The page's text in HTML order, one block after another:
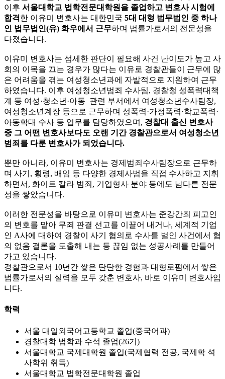
이후 서울대학교 법학전문대학원을 졸업하고 변호사 시험에
합격한 이유미 변호사는 대한민국 5대 대형 법무법인 중 하나
인 법무법인(유) 화우에서 근무하며 법률가로서의 전문성을
다졌습니다.
이유미 변호사는 섬세한 판단이 필요해 사건 난이도가 높고 사
회의 이목을 끄는 경우가 많다는 이유로 경찰관들이 근무에 많
은 어려움을 겪는 여성청소년과에 자발적으로 지원하여 근무
하였습니다. 이후 여성청소년범죄 수사팀, 경찰청 성폭력대책
계 등 여성·청소년·아동 관련 부서에서 여성청소년수사팀장,
여성청소년계장 등으로 근무하며 성폭력·가정폭력·학교폭력·
아동학대 수사 등 업무를 담당하였으며, 경찰대 출신 변호사
중 그 어떤 변호사보다도 오랜 기간 경찰관으로서 여성청소년
범죄를 다룬 변호사가 되었습니다.
뿐만 아니라, 이유미 변호사는 경제범죄수사팀장으로 근무하
며 사기, 횡령, 배임 등 다양한 경제사범을 직접 수사하고 지휘
하면서, 화이트 칼라 범죄, 기업형사 분야 등에도 남다른 전문
성을 쌓았습니다.
이러한 전문성을 바탕으로 이유미 변호사는 준강간죄 피고인
의 변호를 맡아 무죄 판결 선고를 이끌어 내거나, 세계적 기업
인 A사에 대하여 경찰이 사기 혐의로 수사를 벌인 사건에서 혐
의 없음 결론을 도출해 내는 등 끊임 없는 성공사례를 만들어
가고 있습니다.
경찰관으로서 10년간 쌓은 탄탄한 경험과 대형로펌에서 쌓은
법률가로서의 실력을 모두 갖춘 변호사, 바로 이유미 변호사입
니다.
학력
서울 대일외국어고등학교 졸업(중국어과)
경찰대학 법학과 수석 졸업(26기)
서울대학교 국제대학원 졸업(국제협력 전공, 국제학 석
사학위 취득)
서울대학교 법학전문대학원 졸업